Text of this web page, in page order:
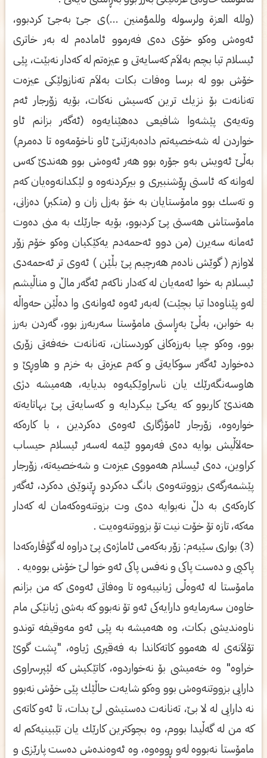
(ولله العزة ولرسوله وللمؤمنین ...)ی‌ جێ به‌جێ كردبوو،
ئه‌وه‌ش وه‌كو خۆی‌ ده‌ی‌ فه‌رموو ئاماده‌م له‌ به‌ر خاتری‌
ئیسلام تیا بچم به‌لاَم كه‌سایه‌تی‌ و عیزه‌تم له‌ كه‌دار نه‌بێت، پێی‌
خۆش بوو له‌ برسا وه‌فات بكات به‌لاَم ته‌نازولێكی‌ عیزه‌ت
ته‌نانه‌ت بۆ نزیك ترین كه‌سیش نه‌كات، بۆیه‌ زۆرجار ئه‌م
وته‌یه‌ی‌ پێشه‌وا شافیعی‌ ده‌هێنایه‌وه‌ (ئه‌گه‌ر بزانم ئاو
خواردن له‌ شه‌خصیه‌تم داده‌به‌زێنێ ئاو ناخۆمه‌وه‌ تا ده‌مرم)
به‌ڵێ ئه‌ویش به‌و جۆره‌ بوو هه‌ر ئه‌وه‌ش بوو هه‌ندێ كه‌س
له‌وانه‌ كه‌ ئاستی‌ ڕۆشنبیری‌ و بیركردنه‌وه‌ و لێكدانه‌وه‌یان كه‌م
و ته‌سك بوو مامۆستایان به‌ خۆ به‌زل زان و (متكبر) ده‌زانی‌،
مامۆستاش هه‌ستی‌ پێ كردبوو، بۆیه‌ جارێك به‌ منی‌ ده‌وت
ئه‌مانه‌ سه‌یرن (من دوو ئه‌حمه‌دم یه‌كێكیان وه‌كو خۆم زۆر
لاوازم ( گوێش ناده‌م هه‌رچیم پێ بڵێن ) ئه‌وی‌ تر ئه‌حمه‌دی‌
ئیسلام به‌ خوا ئه‌مه‌یان له‌ كه‌دار ناكه‌م ئه‌گه‌ر ماڵ و مناڵیشم
له‌و پێناوه‌دا تیا بچێت) له‌به‌ر ئه‌وه‌ ئه‌وانه‌ی‌ وا ده‌ڵێن حه‌واڵه‌
به‌ خوابن، به‌ڵێ به‌ڕاستی‌ مامۆستا سه‌ربه‌رز بوو، گه‌ردن به‌رز
بوو، وه‌كو چیا به‌رزه‌كانی‌ كوردستان، ته‌نانه‌ت خه‌فه‌تی‌ زۆری‌
ده‌خوارد ئه‌گه‌ر سوكایه‌تی‌ و كه‌م عیزه‌تی‌ به‌ خزم و هاوڕێ و
هاوسه‌نگه‌رێك یان ناسراوێكیه‌وه‌ بدیایه‌، هه‌میشه‌ دژی‌
هه‌ندێ كاربوو كه‌ یه‌كێ بیكردایه‌ و كه‌سایه‌تی‌ پێ بهاتایه‌ته‌
خواره‌وه‌، زۆرجار ئامۆژگاری‌ ئه‌وه‌ی‌ ده‌كردین ، با كاره‌كه‌
حه‌لاَڵیش بوایه‌ ده‌ی‌ فه‌رموو ئێمه‌ له‌سه‌ر ئیسلام حیساب
كراوین، ده‌ی‌ ئیسلام هه‌مووی‌ عیزه‌ت و شه‌خصیه‌ته‌، زۆرجار
پێشمه‌رگه‌ی‌ بزووتنه‌وه‌ی‌ بانگ ده‌كردو ڕێنوێنی‌ ده‌كرد، ئه‌گه‌ر
كاره‌كه‌ی‌ به‌ دڵ نه‌بوایه‌ ده‌ی‌ وت بزوتنه‌وه‌كه‌مان له‌ كه‌دار
مه‌كه‌، تازه‌ تۆ خۆت نیت تۆ بزووتنه‌وه‌یت .
(3) بواری‌ سێیه‌م: زۆر به‌كه‌می‌ ئاماژه‌ی‌ پێ دراوه‌ له‌ گۆڤاره‌كه‌دا
پاكیی‌ و ده‌ست پاكی‌ و نه‌فس پاكی‌ ئه‌و خوا لێ خۆش بووه‌یه‌ .
مامۆستا له‌ ئه‌وه‌ڵی‌ ژیانییه‌وه‌ تا وه‌فاتی‌ ئه‌وه‌ی‌ كه‌ من بزانم
خاوه‌ن سه‌رمایه‌و دارایه‌كی‌ ئه‌و تۆ نه‌بوو كه‌ به‌شی‌ ژیانێكی‌ مام
ناوه‌ندیشی‌ بكات، وه‌ هه‌میشه‌ به‌ پێی‌ ئه‌و مه‌وقیفه‌ توندو
تۆلاَنه‌ی‌ له‌ هه‌موو كاته‌كاندا به‌ فه‌قیری‌ ژیاوه‌، "پشت گوێ
خراوه‌" وه‌ خه‌میشی‌ بۆ نه‌خواردوه‌، كاتێكیش كه‌ لێپرسراوی‌
دارایی‌ بزووتنه‌وه‌ش بوو وه‌كو شایه‌ت حاڵێك پێی‌ خۆش نه‌بوو
نه‌ دارایی‌ له‌ لا بێ، ته‌نانه‌ت ده‌ستیشی‌ لێ بدات، تا ئه‌و كاته‌ی‌
كه‌ من له‌ گه‌ڵیدا بووم، وه‌ بچوكترین كارێك یان تێبینیه‌كم له‌
مامۆستا نه‌بووه‌ له‌و ڕووه‌وه‌، وه‌ ئه‌وه‌نده‌ش ده‌ست پارێزی‌ و